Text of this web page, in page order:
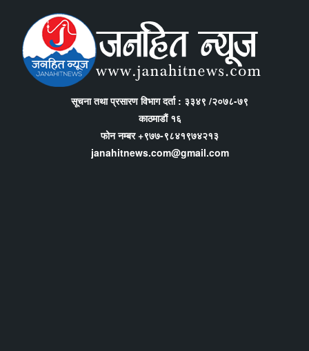
सूचना तथा प्रसारण विभाग दर्ता : ३३४९ /२०७८-७९
काठमाडौं १६
फोन नम्बर +९७७-९८४१९७४२१३
janahitnews.com@gmail.com